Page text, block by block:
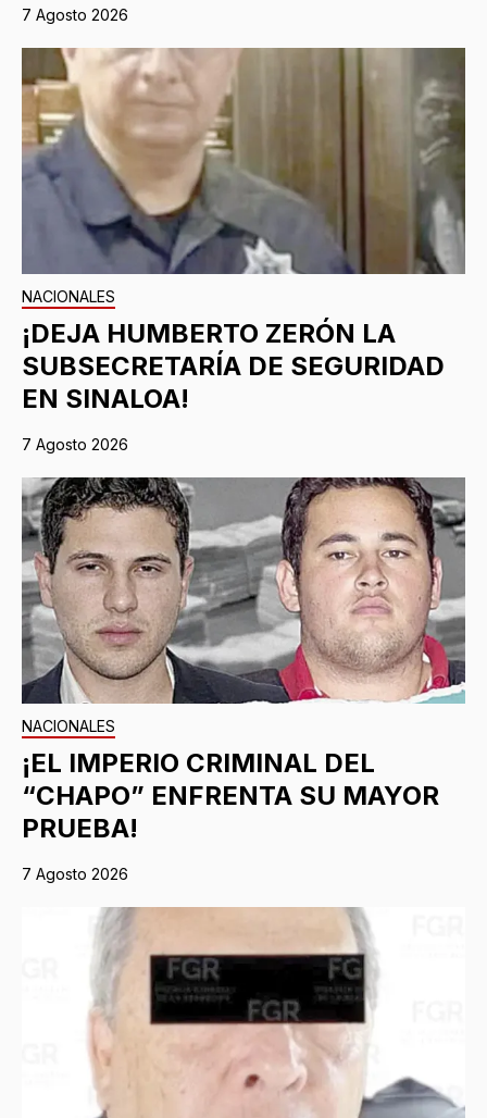
7 Agosto 2026
NACIONALES
¡DEJA HUMBERTO ZERÓN LA
SUBSECRETARÍA DE SEGURIDAD
EN SINALOA!
7 Agosto 2026
NACIONALES
¡EL IMPERIO CRIMINAL DEL
“CHAPO” ENFRENTA SU MAYOR
PRUEBA!
7 Agosto 2026